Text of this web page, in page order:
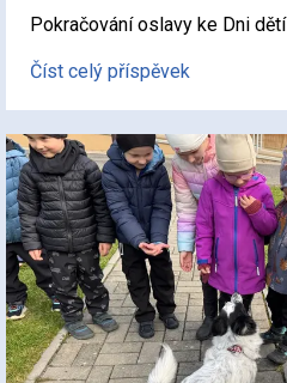
Pokračování oslavy ke Dni dětí
Číst celý příspěvek